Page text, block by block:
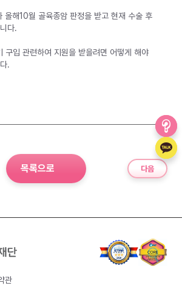
올해10월 골육종암 판정을 받고 현재 수술 후
다.
구입 관련하여 지원을 받을려면 어떻게 해야
.
목록으로 다음
관